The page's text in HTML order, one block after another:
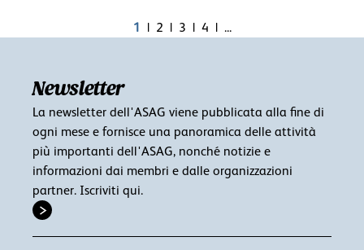
1 2 3 4 ...
Newsletter
La newsletter dell'ASAG viene pubblicata alla fine di
ogni mese e fornisce una panoramica delle attività
più importanti dell'ASAG, nonché notizie e
informazioni dai membri e dalle organizzazioni
partner. Iscriviti qui.